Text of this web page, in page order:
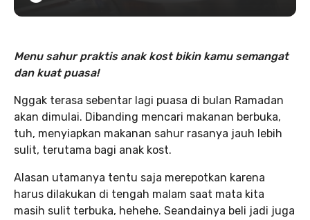
Menu sahur praktis anak kost bikin kamu semangat
dan kuat puasa!
Nggak terasa sebentar lagi puasa di bulan Ramadan
akan dimulai. Dibanding mencari makanan berbuka,
tuh, menyiapkan makanan sahur rasanya jauh lebih
sulit, terutama bagi anak kost.
Alasan utamanya tentu saja merepotkan karena
harus dilakukan di tengah malam saat mata kita
masih sulit terbuka, hehehe. Seandainya beli jadi juga